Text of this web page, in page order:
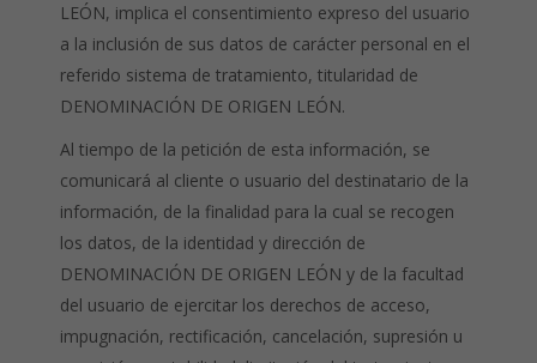
LEÓN, implica el consentimiento expreso del usuario
a la inclusión de sus datos de carácter personal en el
referido sistema de tratamiento, titularidad de
DENOMINACIÓN DE ORIGEN LEÓN.
Al tiempo de la petición de esta información, se
comunicará al cliente o usuario del destinatario de la
información, de la finalidad para la cual se recogen
los datos, de la identidad y dirección de
DENOMINACIÓN DE ORIGEN LEÓN y de la facultad
del usuario de ejercitar los derechos de acceso,
impugnación, rectificación, cancelación, supresión u